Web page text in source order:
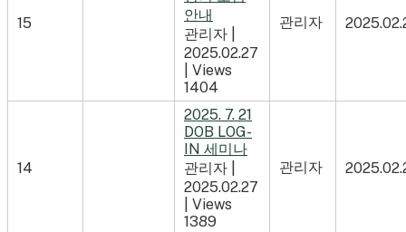
15
안내
관리자
2025.02.27
Views
1404
관리자
14
2025. 7. 21
DOB LOG-
IN 세미나
관리자
2025.02.27
Views
1389
관리자